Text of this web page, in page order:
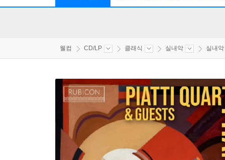
웰컴 CD/LP 클래식 실내악 실내